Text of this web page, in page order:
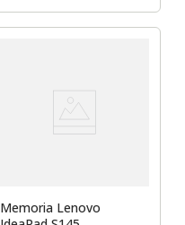
Memoria Lenovo